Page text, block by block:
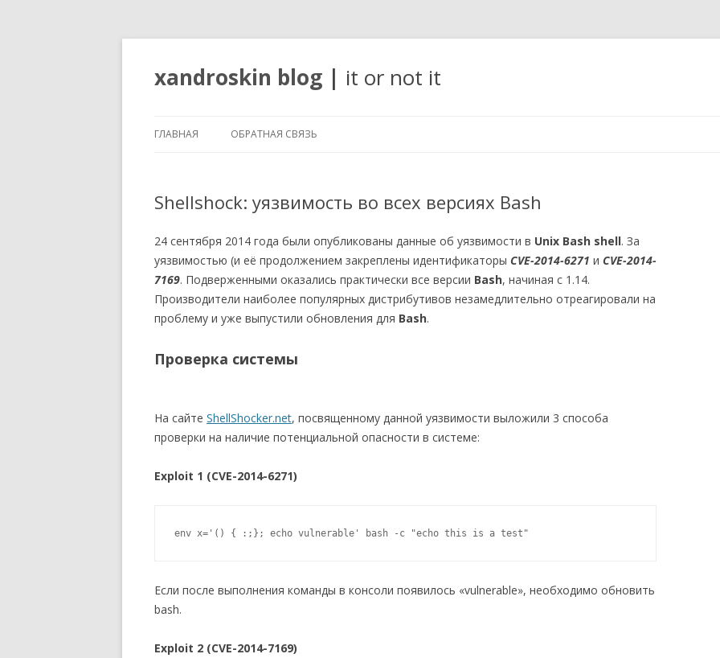
xandroskin blog | it or not it
ГЛАВНАЯ ОБРАТНАЯ СВЯЗЬ
Shellshock: уязвимость во всех версиях Bash
24 сентября 2014 года были опубликованы данные об уязвимости в Unix Bash shell. За
уязвимостью (и её продолжением закреплены идентификаторы CVE-2014-6271 и CVE-2014-
7169. Подверженными оказались практически все версии Bash, начиная с 1.14.
Производители наиболее популярных дистрибутивов незамедлительно отреагировали на
проблему и уже выпустили обновления для Bash.
Проверка системы
На сайте ShellShocker.net, посвященному данной уязвимости выложили 3 способа
проверки на наличие потенциальной опасности в системе:
Exploit 1 (CVE-2014-6271)
env x='() { :;}; echo vulnerable' bash -c "echo this is a test"
Если после выполнения команды в консоли появилось «vulnerable», необходимо обновить
bash.
Exploit 2 (CVE-2014-7169)